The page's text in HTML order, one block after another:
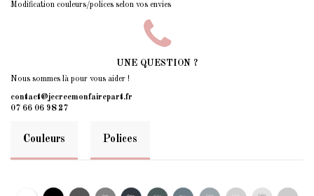
Modification couleurs/polices selon vos envies
UNE QUESTION ?
Nous sommes là pour vous aider !
contact@jecreemonfairepart.fr
07 66 06 98 27
Couleurs Polices